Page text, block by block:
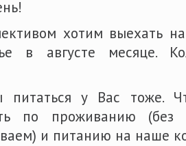
хотим выехать
в августе месяце.
питаться у Вас тоже.
по проживанию (без
и питанию на наше